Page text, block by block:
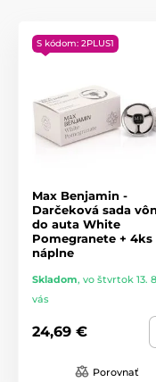
Na navodenie
zástery a ďalšie
spríjemnia varenie a
Objavte našu širokú
pravý, ktorý vykúzli
S kódom: 2PLUS1
Max Benjamin -
Darčeková sada
do auta White
Pomegranete + 4ks
náplne
Skladom, vo štvrtok 13.
vás
24,69 €
Porovnať